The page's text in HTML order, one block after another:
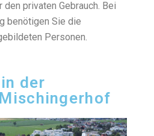
privaten Gebrauch. Bei
benötigen Sie die
Personen.
der